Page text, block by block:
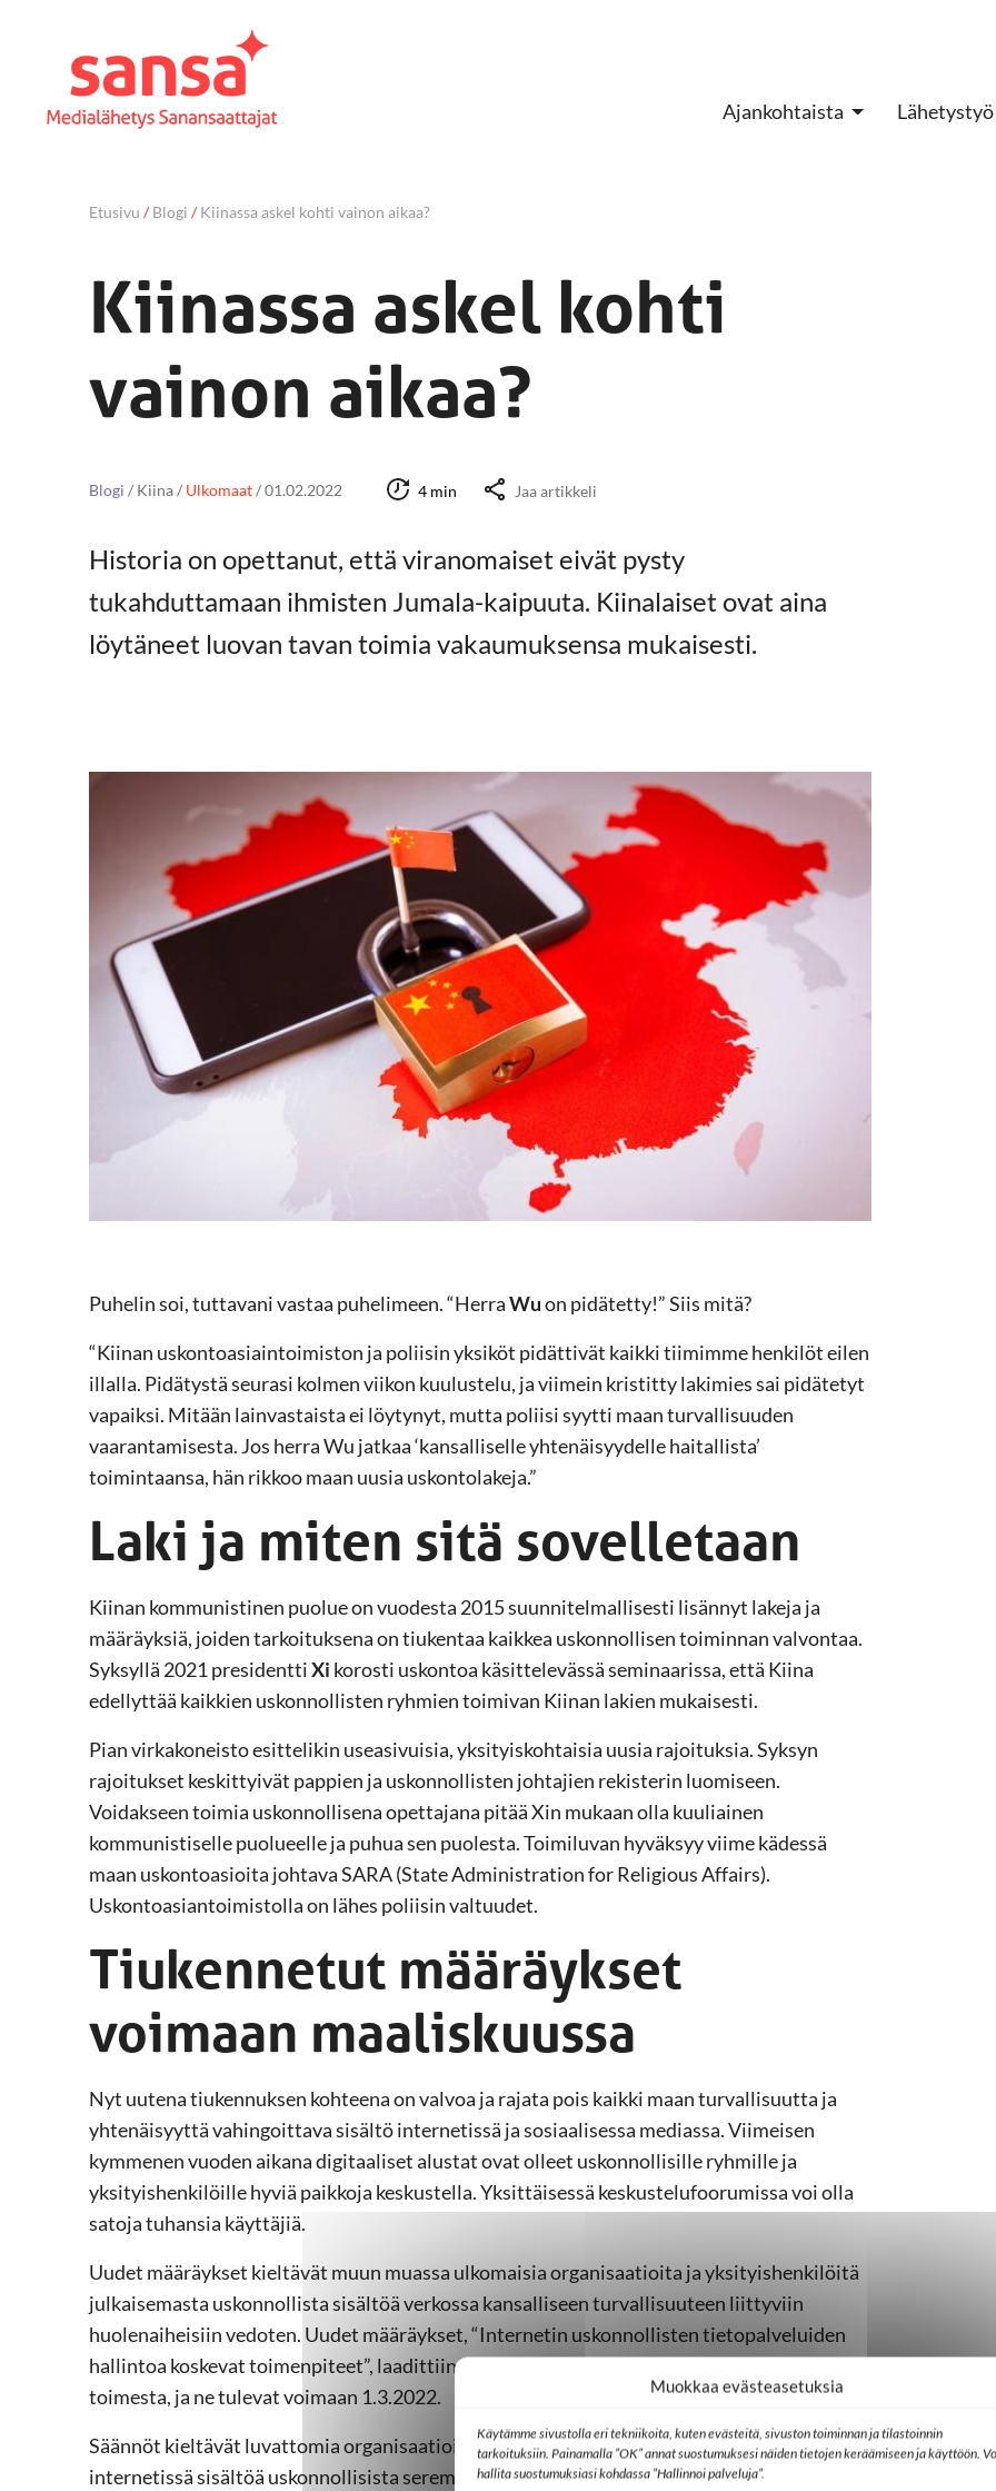
Muokkaa evästeasetuksia
Käytämme sivustolla eri tekniikoita, kuten evästeitä, sivuston toiminnan ja tilastoinnin
tarkoituksiin. Painamalla ”OK” annat suostumuksesi näiden tietojen keräämiseen ja käyttöön.
hallita suostumuksiasi kohdassa ”Hallinnoi palveluja”.
Ajankohtaista Lähetystyö
Etusivu /Blogi /Kiinassa askel kohti vainon aikaa?
Kiinassa askel kohti
vainon aikaa?
Blogi / Kiina/ Ulkomaat/01.02.2022 4 min Jaa artikkeli
Historia on opettanut, että viranomaiset eivät pysty
tukahduttamaan ihmisten Jumala-kaipuuta. Kiinalaiset ovat aina
löytäneet luovan tavan toimia vakaumuksensa mukaisesti.
Puhelin soi, tuttavani vastaa puhelimeen. “HerraWuon pidätetty!” Siis mitä?
“Kiinan uskontoasiaintoimiston ja poliisin yksiköt pidättivät kaikki tiimimme henkilöt eilen
illalla. Pidätystä seurasi kolmen viikon kuulustelu, ja viimein kristitty lakimies sai pidätetyt
vapaiksi. Mitään lainvastaista ei löytynyt, mutta poliisi syytti maan turvallisuuden
vaarantamisesta. Jos herra Wu jatkaa ‘kansalliselle yhtenäisyydelle haitallista’
toimintaansa, hän rikkoo maan uusia uskontolakeja.”
Laki ja miten sitä sovelletaan
Kiinan kommunistinen puolue on vuodesta 2015 suunnitelmallisesti lisännyt lakeja ja
määräyksiä, joiden tarkoituksena on tiukentaa kaikkea uskonnollisen toiminnan valvontaa.
Syksyllä 2021 presidenttiXi korosti uskontoa käsittelevässä seminaarissa, että Kiina
edellyttää kaikkien uskonnollisten ryhmien toimivan Kiinan lakien mukaisesti.
Pian virkakoneisto esittelikin useasivuisia, yksityiskohtaisia uusia rajoituksia. Syksyn
rajoitukset keskittyivät pappien ja uskonnollisten johtajien rekisterin luomiseen.
Voidakseen toimia uskonnollisena opettajana pitää Xin mukaan olla kuuliainen
kommunistiselle puolueelle ja puhua sen puolesta. Toimiluvan hyväksyy viime kädessä
maan uskontoasioita johtava SARA (State Administration for Religious Affairs).
Uskontoasiantoimistolla on lähes poliisin valtuudet.
Tiukennetut määräykset
voimaan maaliskuussa
Nyt uutena tiukennuksen kohteena on valvoa ja rajata pois kaikki maan turvallisuutta ja
yhtenäisyyttä vahingoittava sisältö internetissä ja sosiaalisessa mediassa. Viimeisen
kymmenen vuoden aikana digitaaliset alustat ovat olleet uskonnollisille ryhmille ja
yksityishenkilöille hyviä paikkoja keskustella. Yksittäisessä keskustelufoorumissa voi olla
satoja tuhansia käyttäjiä.
Uudet määräykset kieltävät muun muassa ulkomaisia ​​organisaatioita ja yksityishenkilöitä
julkaisemasta uskonnollista sisältöä verkossa kansalliseen turvallisuuteen liittyviin
huolenaiheisiin vedoten. Uudet määräykset, “Internetin uskonnollisten tietopalveluiden
hallintoa koskevat toimenpiteet”, laadittiin yhdessä viiden Kiinan hallituksen osaston
toimesta, ja ne tulevat voimaan 1.3.2022.
Säännöt kieltävät luvattomia organisaatioita ja yksityishenkilöitä julkaisemasta
internetissä sisältöä uskonnollisista seremonioistaan. Lupa tällaisen sisällön